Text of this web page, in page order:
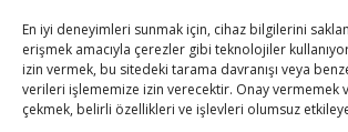
En iyi deneyimleri sunmak için, cihaz bilgilerini
erişmek amacıyla çerezler gibi teknolojiler
izin vermek, bu sitedeki tarama davranışı veya
verileri işlememize izin verecektir. Onay vermemek
çekmek, belirli özellikleri ve işlevleri olumsuz
2026 © Savunma TR. Tüm Hakları Saklıdır.
Savunma Sanayii
Kategoriler